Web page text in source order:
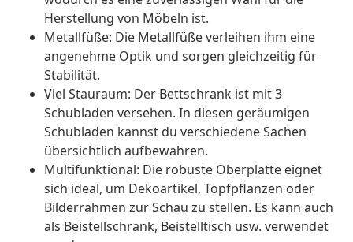
Herstellung von Möbeln ist.
Metallfüße: Die Metallfüße verleihen ihm eine
angenehme Optik und sorgen gleichzeitig für
Stabilität.
Viel Stauraum: Der Bettschrank ist mit 3
Schubladen versehen. In diesen geräumigen
Schubladen kannst du verschiedene Sachen
übersichtlich aufbewahren.
Multifunktional: Die robuste Oberplatte eignet
sich ideal, um Dekoartikel, Topfpflanzen oder
Bilderrahmen zur Schau zu stellen. Es kann auch
als Beistellschrank, Beistelltisch usw. verwendet